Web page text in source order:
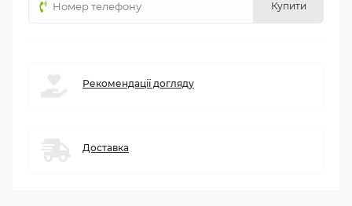
Купити
Рекомендації догляду
Доставка